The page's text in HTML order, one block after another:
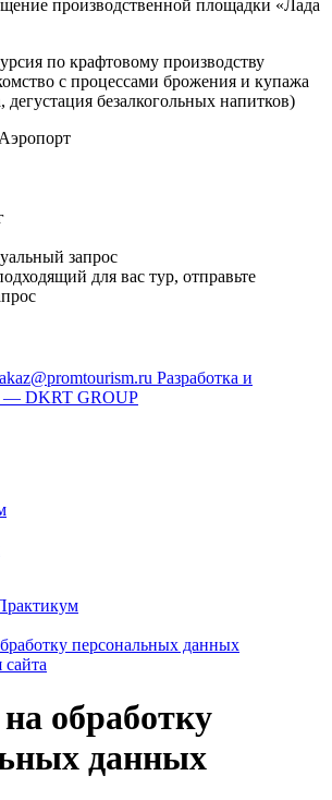
производственной площадки «Лада
по крафтовому производству
с процессами брожения и купажа
дегустация безалкогольных напитков)
запрос
для вас тур, отправьте
Разработка и
— DKRT GROUP
персональных данных
сайта
обработку
данных